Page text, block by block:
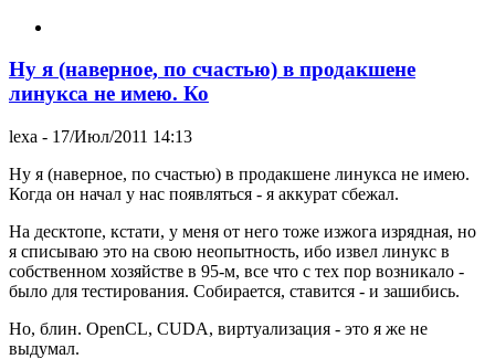
Ну я (наверное, по счастью) в продакшене
линукса не имею. Ко
lexa - 17/Июл/2011 14:13
Ну я (наверное, по счастью) в продакшене линукса не имею.
Когда он начал у нас появляться - я аккурат сбежал.
На десктопе, кстати, у меня от него тоже изжога изрядная, но
я списываю это на свою неопытность, ибо извел линукс в
собственном хозяйстве в 95-м, все что с тех пор возникало -
было для тестирования. Собирается, ставится - и зашибись.
Но, блин. OpenCL, CUDA, виртуализация - это я же не
выдумал.